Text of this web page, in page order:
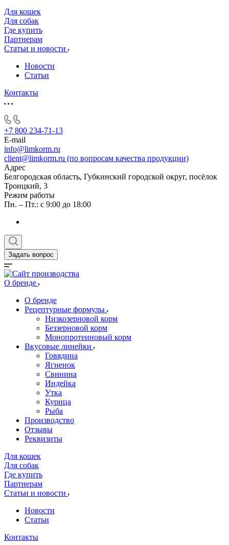
Для кошек
Для собак
Где купить
Партнерам
Статьи и новости
Новости
Статьи
Контакты
+7 800 234-71-13
E-mail
info@limkorm.ru
client@limkorm.ru (по вопросам качества продукции)
Адрес
Белгородская область, Губкинский городской округ, посёлок
Троицкий, 3
Режим работы
Пн. – Пт.: с 9:00 до 18:00
Задать вопрос
О бренде
О бренде
Рецептурные формулы
Низкозерновой корм
Беззерновой корм
Монопротеиновый корм
Вкусовые линейки
Говядина
Ягненок
Свинина
Индейка
Утка
Курица
Рыба
Производство
Отзывы
Реквизиты
Для кошек
Для собак
Где купить
Партнерам
Статьи и новости
Новости
Статьи
Контакты